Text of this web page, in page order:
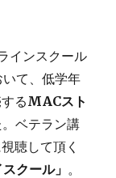
インスクール
いて、低学年
る MACスト
ベテラン講
聴して頂く
クール」 。